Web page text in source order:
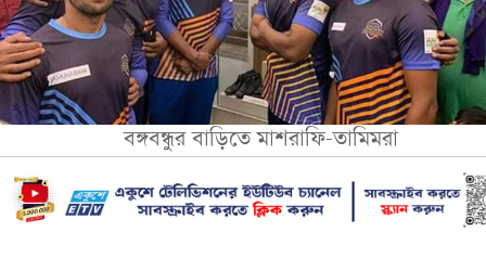
বঙ্গবন্ধুর বাড়িতে মাশরাফি-তামিমরা